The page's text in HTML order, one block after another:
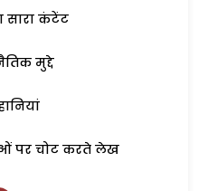
सारा कंटेंट
मुद्दे
पर चोट करते लेख